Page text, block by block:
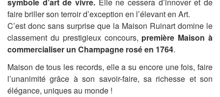
symbole d’art de vivre. Elle ne cessera d’innover et de
faire briller son terroir d’exception en l’élevant en Art.
C’est donc sans surprise que la Maison Ruinart domine le
classement du prestigieux concours, première Maison à
commercialiser un Champagne rosé en 1764.
Maison de tous les records, elle a su encore une fois, faire
l’unanimité grâce à son savoir-faire, sa richesse et son
élégance, uniques au monde !